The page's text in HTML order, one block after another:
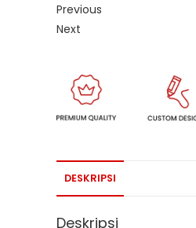
Previous
Next
DESKRIPSI
Deskripsi